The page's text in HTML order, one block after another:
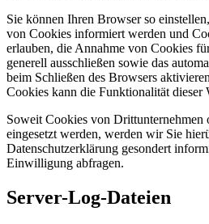
Sie können Ihren Browser so
von Cookies informiert werden und
erlauben, die Annahme von Cookies
generell ausschließen sowie das
beim Schließen des Browsers
Cookies kann die Funktionalität dieser
Soweit Cookies von Drittunternehmen
eingesetzt werden, werden wir Sie
Datenschutzerklärung gesondert
Einwilligung abfragen.
Server-Log-Dateien